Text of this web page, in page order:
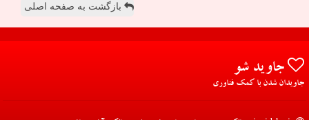
بازگشت به صفحه اصلی
جاوید شو
جاویدان شدن با کمک فناوری